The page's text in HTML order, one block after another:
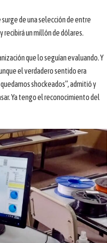
de una selección de entre
recibirá un millón de dólares.
que lo seguían evaluando. Y
el verdadero sentido era
shockeados”, admitió y
Ya tengo el reconocimiento del